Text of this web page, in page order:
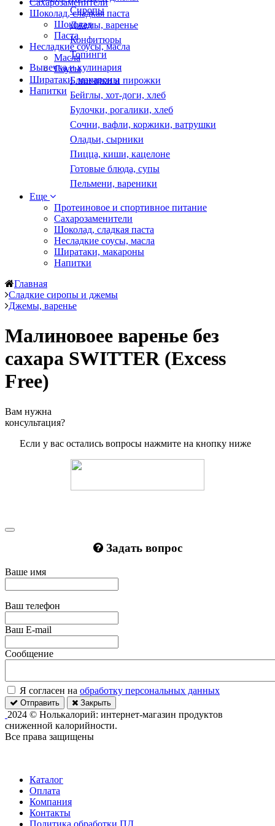
Сахарозаменители
Шоколад, сладкая паста
Шоколад
Паста
Несладкие соусы, масла
Масла
Соусы
Ширатаки, макароны
Напитки
Сиропы
Джемы, варенье
Конфитюры
Топинги
Выпечка и кулинария
Блинчики и пирожки
Бейглы, хот-доги, хлеб
Булочки, рогалики, хлеб
Сочни, вафли, коржики, ватрушки
Оладьи, сырники
Пицца, киши, кацелоне
Готовые блюда, супы
Пельмени, вареники
Еще
Протеиновое и спортивное питание
Сахарозаменители
Шоколад, сладкая паста
Несладкие соусы, масла
Ширатаки, макароны
Напитки
Главная
Сладкие сиропы и джемы
Джемы, варенье
Малиновоее варенье без
сахара SWITTER (Excess
Free)
Вам нужна
консультация?
Если у вас остались вопросы нажмите на кнопку ниже
Задать вопрос
Ваше имя
Ваш телефон
Ваш E-mail
Сообщение
Я согласен на обработку персональных данных
Отправить Закрыть
2024 © Нолькалорий: интернет-магазин продуктов
сниженной калорийности.
Все права защищены
Каталог
Оплата
Компания
Контакты
Политика обработки ПД